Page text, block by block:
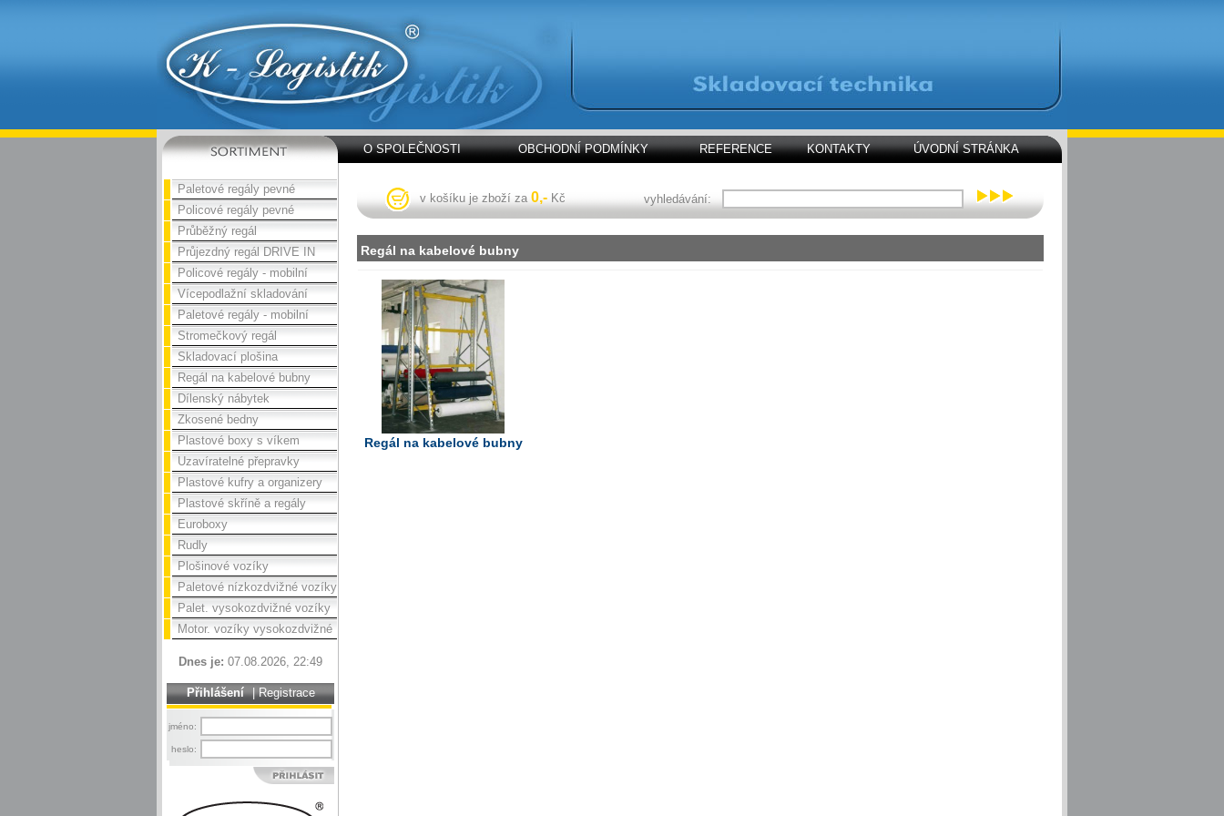
O SPOLEČNOSTI OBCHODNÍ PODMÍNKY REFERENCE KONTAKTY ÚVODNÍ STRÁNKA
Paletové regály pevné
Policové regály pevné
Průběžný regál
Průjezdný regál DRIVE IN
Policové regály - mobilní
Vícepodlažní skladování
Paletové regály - mobilní
Stromečkový regál
Skladovací plošina
Regál na kabelové bubny
Dílenský nábytek
Zkosené bedny
Plastové boxy s víkem
Uzavíratelné přepravky
Plastové kufry a organizery
Plastové skříně a regály
Euroboxy
Rudly
Plošinové vozíky
Paletové nízkozdvižné vozíky
Palet. vysokozdvižné vozíky
Motor. vozíky vysokozdvižné
Dnes je: 07.08.2026, 22:49
Přihlášení |Registrace
jméno:
heslo:
v košíku je zboží za 0,- Kč vyhledávání:
Regál na kabelové bubny
Regál na kabelové bubny